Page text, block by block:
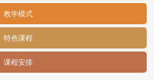
教学模式
特色课程
课程安排